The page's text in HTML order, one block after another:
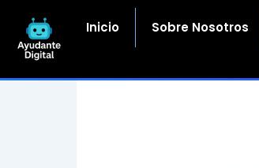
contenido
Inicio Sobre Nosotros